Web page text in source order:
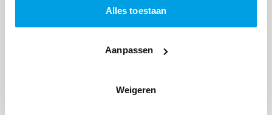
Alles toestaan
Aanpassen
Weigeren